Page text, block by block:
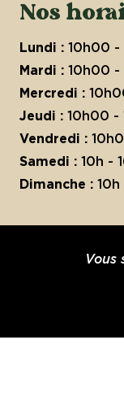
Nos
Lundi : 10h00 -
Mardi : 10h00 -
Mercredi :
Jeudi : 10h00 -
Vendredi :
Samedi : 10h -
Dimanche : 10h
Vous